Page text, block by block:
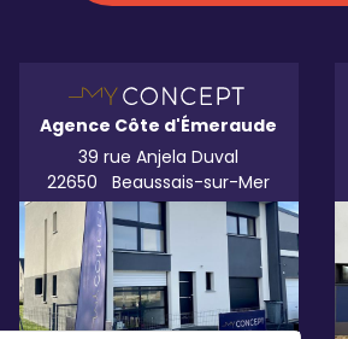
Agence Côte d'Émeraude
39 rue Anjela Duval
22650
Beaussais-sur-Mer